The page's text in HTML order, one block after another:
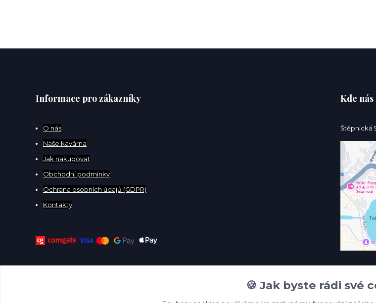
Informace pro zákazníky
O nás
Naše kavárna
Jak nakupovat
Obchodní podmínky
Ochrana osobních údajů (GDPR)
Kontakty
Kde
Štěpnická
🍪 Jak byste rádi své